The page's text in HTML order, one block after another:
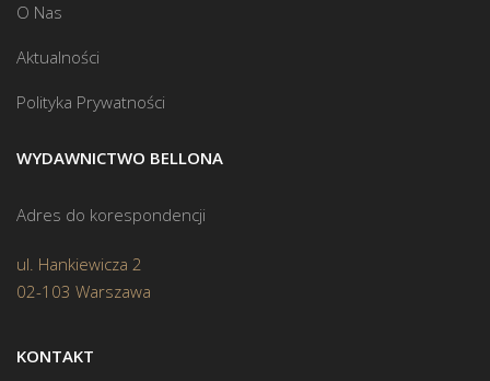
O Nas
Aktualności
Polityka Prywatności
WYDAWNICTWO BELLONA
Adres do korespondencji
ul. Hankiewicza 2
02-103 Warszawa
KONTAKT